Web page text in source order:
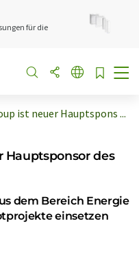
für die
ist neuer Hauptspons ...
Hauptsponsor des
dem Bereich Energie
einsetzen